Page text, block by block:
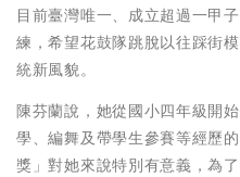
目前臺灣唯一、成立超過一甲
練，希望花鼓隊跳脫以往踩街
統新風貌。
陳芬蘭說，她從國小四年級開
學、編舞及帶學生參賽等經歷
獎」對她來說特別有意義，為